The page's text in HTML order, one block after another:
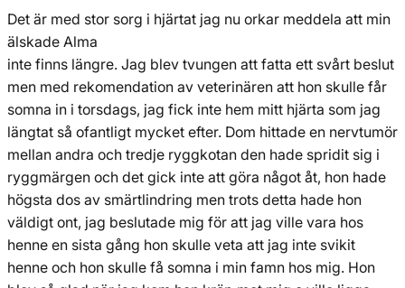
Det är med stor sorg i hjärtat jag nu orkar meddela att min
älskade Alma
inte finns längre. Jag blev tvungen att fatta ett svårt beslut
men med rekomendation av veterinären att hon skulle får
somna in i torsdags, jag fick inte hem mitt hjärta som jag
längtat så ofantligt mycket efter. Dom hittade en nervtumör
mellan andra och tredje ryggkotan den hade spridit sig i
ryggmärgen och det gick inte att göra något åt, hon hade
högsta dos av smärtlindring men trots detta hade hon
väldigt ont, jag beslutade mig för att jag ville vara hos
henne en sista gång hon skulle veta att jag inte svikit
henne och hon skulle få somna i min famn hos mig. Hon